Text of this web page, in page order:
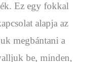
Ez egy fokkal
alapja az
megbántani a
be, minden,